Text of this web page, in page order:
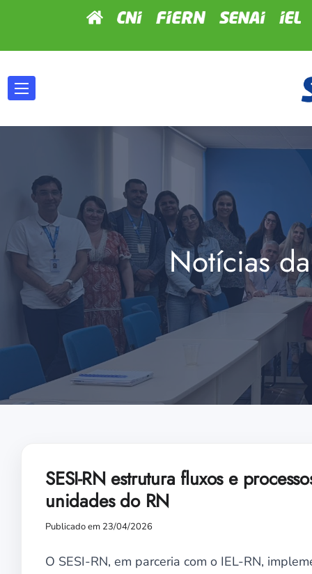
Notícias
SESI-RN estrutura fluxos e
unidades do RN
Publicado em 23/04/2026
O SESI-RN, em parceria com o IEL-RN,